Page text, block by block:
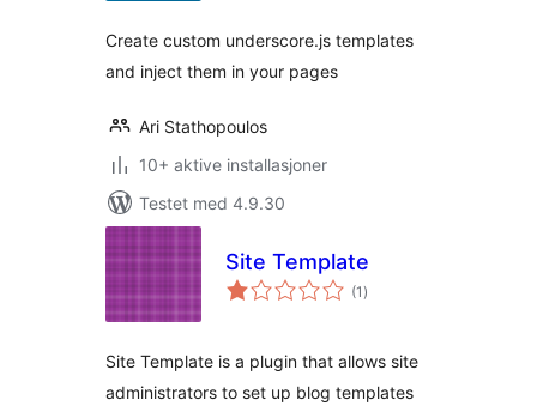
Create custom underscore.js templates
and inject them in your pages
Ari Stathopoulos
10+ aktive installasjoner
Testet med 4.9.30
Site Template
(1 totale
vurderinger
)
Site Template is a plugin that allows site
administrators to set up blog templates